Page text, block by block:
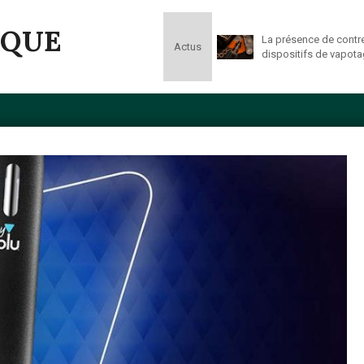
Actus
La présence de
dispositifs de vapotage